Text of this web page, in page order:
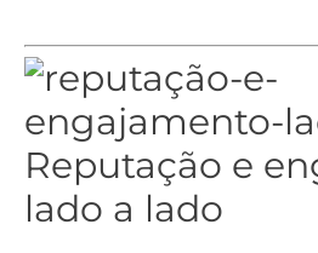
Reputação e
lado a lado